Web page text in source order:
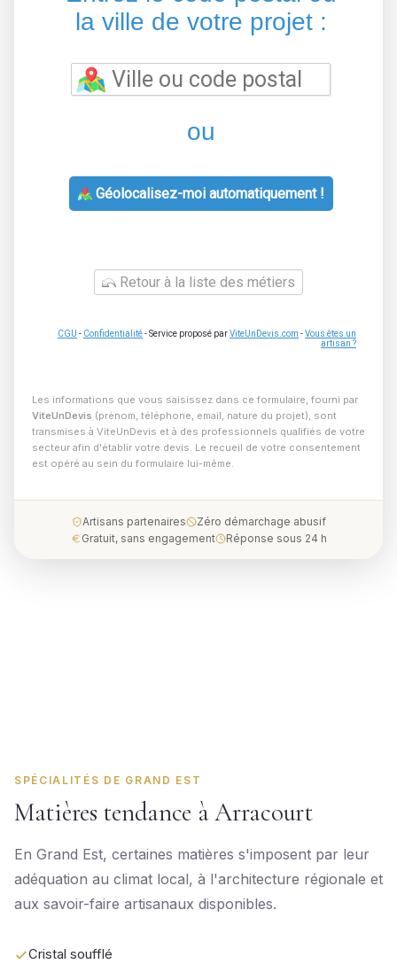
la ville de votre projet :
ou
Géolocalisez-moi automatiquement !
Retour à la liste des métiers
CGU - Confidentialité- Service proposé parViteUnDevis.com -Vous êtes un
artisan ?
Les informations que vous saisissez dans ce formulaire, fourni par
ViteUnDevis (prénom, téléphone, email, nature du projet), sont
transmises à ViteUnDevis et à des professionnels qualifiés de votre
secteur afin d'établir votre devis. Le recueil de votre consentement
est opéré au sein du formulaire lui-même.
Artisans partenaires
Zéro démarchage abusif
Gratuit, sans engagement
Réponse sous 24 h
SPÉCIALITÉS DE GRAND EST
Matières tendance à Arracourt
En Grand Est, certaines matières s'imposent par leur
adéquation au climat local, à l'architecture régionale et
aux savoir-faire artisanaux disponibles.
Cristal soufflé